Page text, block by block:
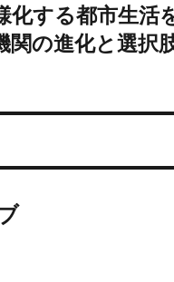
化する都市生活
関の進化と選択